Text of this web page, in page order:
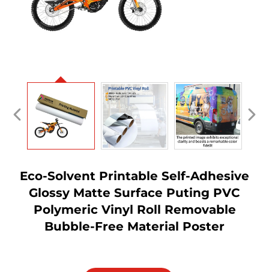
Eco-Solvent Printable Self-Adhesive
Glossy Matte Surface Puting PVC
Polymeric Vinyl Roll Removable
Bubble-Free Material Poster